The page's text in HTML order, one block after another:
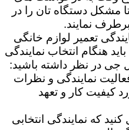
دستگاه تان را در
نمایند.
تعمیر لوازم خانگی
هنگام انتخاب نمایندگی
جی در نظر داشته باشید:
نمایندگی و نظرات
کیفیت کار و تعهد
که نمایندگی انتخابی